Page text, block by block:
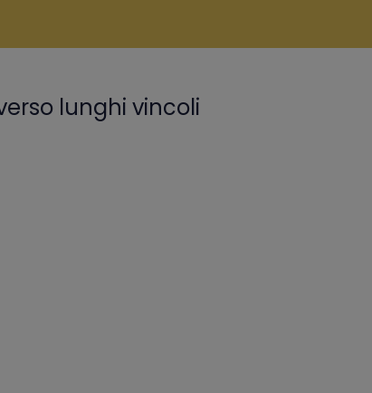
lunghi vincoli